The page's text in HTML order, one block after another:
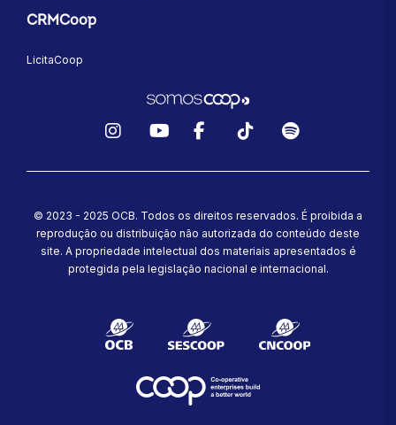
CRMCoop
LicitaCoop
© 2023 - 2025 OCB. Todos os direitos reservados. É proibida a
reprodução ou distribuição não autorizada do conteúdo deste
site. A propriedade intelectual dos materiais apresentados é
protegida pela legislação nacional e internacional.